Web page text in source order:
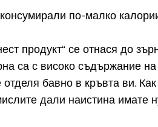
по-малко
продукт“ се отнася до
са с високо съдържание
бавно в кръвта ви.
дали наистина